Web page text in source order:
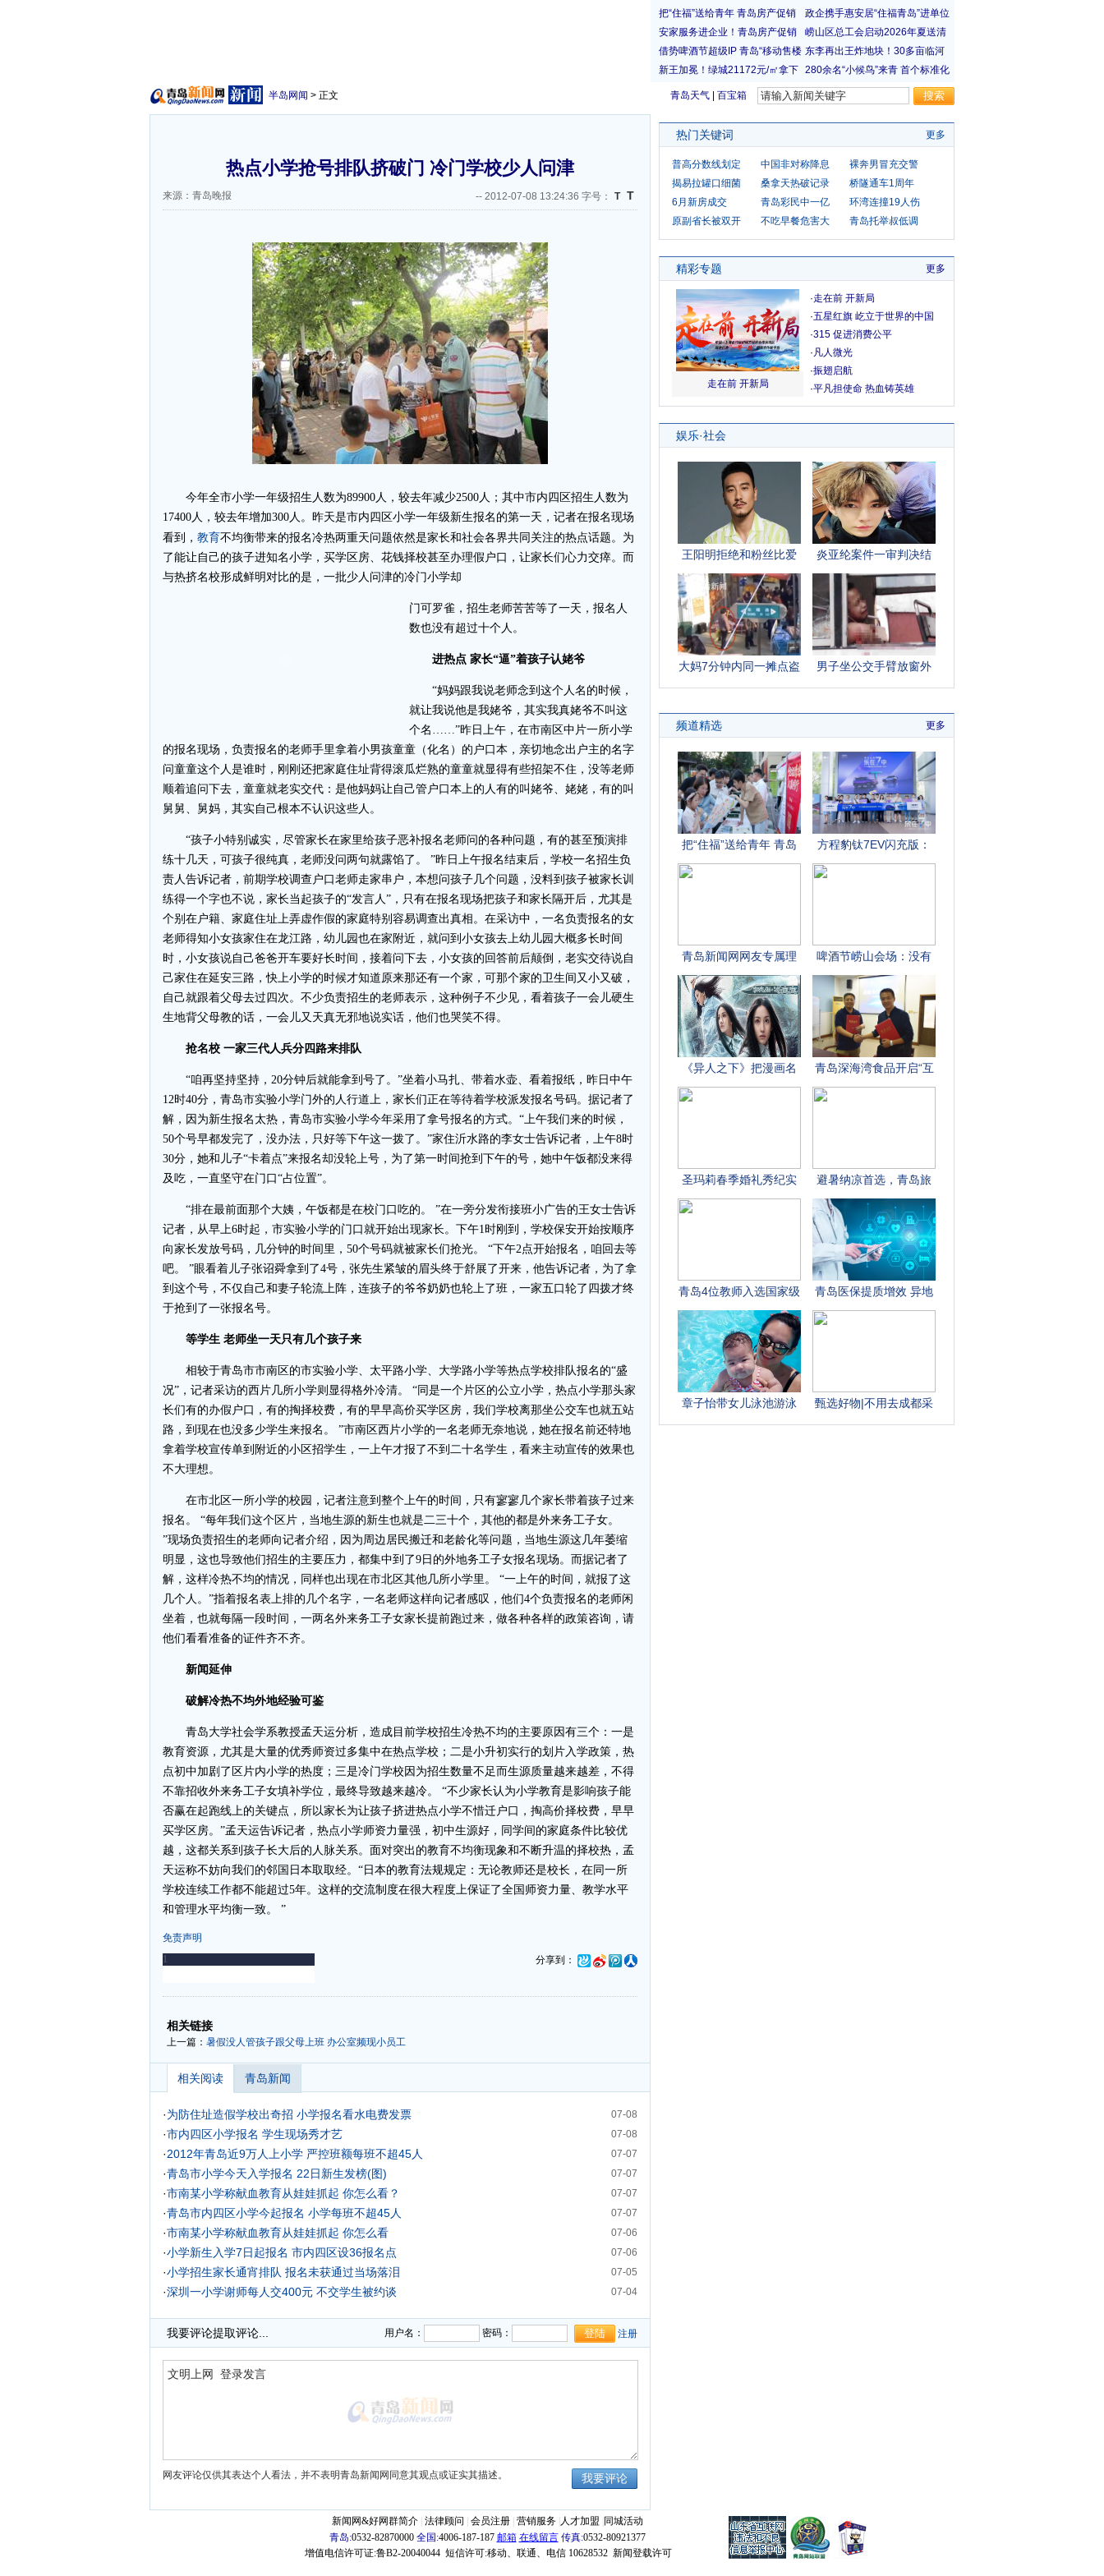
青岛天气 百宝箱
半岛网闻 > 正文
热点小学抢号排队挤破门 冷门学校少人问津
来源：青岛晚报 -- 2012-07-08 13:24:36 字号： T T
今年全市小学一年级招生人数为89900人，较去年减少2500人；其中市内四区招生人数为
17400人，较去年增加300人。昨天是市内四区小学一年级新生报名的第一天，记者在报名现场
看到， 教育不均衡带来的报名冷热两重天问题依然是家长和社会各界共同关注的热点话题。为
了能让自己的孩子进知名小学，买学区房、花钱择校甚至办理假户口，让家长们心力交瘁。而
与热挤名校形成鲜明对比的是，一批少人问津的冷门小学却
门可罗雀，招生老师苦苦等了一天，报名人
数也没有超过十个人。
进热点 家长“逼”着孩子认姥爷
“妈妈跟我说老师念到这个人名的时候，
就让我说他是我姥爷，其实我真姥爷不叫这
个名……”昨日上午，在市南区中片一所小学
的报名现场，负责报名的老师手里拿着小男孩童童（化名）的户口本，亲切地念出户主的名字
问童童这个人是谁时，刚刚还把家庭住址背得滚瓜烂熟的童童就显得有些招架不住，没等老师
顺着追问下去，童童就老实交代：是他妈妈让自己管户口本上的人有的叫姥爷、姥姥，有的叫
舅舅、舅妈，其实自己根本不认识这些人。
“孩子小特别诚实，尽管家长在家里给孩子恶补报名老师问的各种问题，有的甚至预演排
练十几天，可孩子很纯真，老师没问两句就露馅了。 ”昨日上午报名结束后，学校一名招生负
责人告诉记者，前期学校调查户口老师走家串户，本想问孩子几个问题，没料到孩子被家长训
练得一个字也不说，家长当起孩子的“发言人”，只有在报名现场把孩子和家长隔开后，尤其是
个别在户籍、家庭住址上弄虚作假的家庭特别容易调查出真相。在采访中，一名负责报名的女
老师得知小女孩家住在龙江路，幼儿园也在家附近，就问到小女孩去上幼儿园大概多长时间
时，小女孩说自己爸爸开车要好长时间，接着问下去，小女孩的回答前后颠倒，老实交待说自
己家住在延安三路，快上小学的时候才知道原来那还有一个家，可那个家的卫生间又小又破，
自己就跟着父母去过四次。不少负责招生的老师表示，这种例子不少见，看着孩子一会儿硬生
生地背父母教的话，一会儿又天真无邪地说实话，他们也哭笑不得。
抢名校 一家三代人兵分四路来排队
“咱再坚持坚持，20分钟后就能拿到号了。”坐着小马扎、带着水壶、看着报纸，昨日中午
12时40分，青岛市实验小学门外的人行道上，家长们正在等待着学校派发报名号码。据记者了
解，因为新生报名太热，青岛市实验小学今年采用了拿号报名的方式。“上午我们来的时候，
50个号早都发完了，没办法，只好等下午这一拨了。”家住沂水路的李女士告诉记者，上午8时
30分，她和儿子“卡着点”来报名却没轮上号，为了第一时间抢到下午的号，她中午饭都没来得
及吃，一直坚守在门口“占位置”。
“排在最前面那个大姨，午饭都是在校门口吃的。 ”在一旁分发衔接班小广告的王女士告诉
记者，从早上6时起，市实验小学的门口就开始出现家长。下午1时刚到，学校保安开始按顺序
向家长发放号码，几分钟的时间里，50个号码就被家长们抢光。 “下午2点开始报名，咱回去等
吧。 ”眼看着儿子张诏舜拿到了4号，张先生紧皱的眉头终于舒展了开来，他告诉记者，为了拿
到这个号，不仅自己和妻子轮流上阵，连孩子的爷爷奶奶也轮上了班，一家五口轮了四拨才终
于抢到了一张报名号。
等学生 老师坐一天只有几个孩子来
相较于青岛市市南区的市实验小学、太平路小学、大学路小学等热点学校排队报名的“盛
况”，记者采访的西片几所小学则显得格外冷清。 “同是一个片区的公立小学，热点小学那头家
长们有的办假户口，有的掏择校费，有的早早高价买学区房，我们学校离那坐公交车也就五站
路，到现在也没多少学生来报名。 ”市南区西片小学的一名老师无奈地说，她在报名前还特地
拿着学校宣传单到附近的小区招学生，一上午才报了不到二十名学生，看来主动宣传的效果也
不大理想。
在市北区一所小学的校园，记者注意到整个上午的时间，只有寥寥几个家长带着孩子过来
报名。 “每年我们这个区片，当地生源的新生也就是二三十个，其他的都是外来务工子女。
”现场负责招生的老师向记者介绍，因为周边居民搬迁和老龄化等问题，当地生源这几年萎缩
明显，这也导致他们招生的主要压力，都集中到了9日的外地务工子女报名现场。而据记者了
解，这样冷热不均的情况，同样也出现在市北区其他几所小学里。 “一上午的时间，就报了这
几个人。”指着报名表上排的几个名字，一名老师这样向记者感叹，他们4个负责报名的老师闲
坐着，也就每隔一段时间，一两名外来务工子女家长提前跑过来，做各种各样的政策咨询，请
他们看看准备的证件齐不齐。
新闻延伸
破解冷热不均外地经验可鉴
青岛大学社会学系教授孟天运分析，造成目前学校招生冷热不均的主要原因有三个：一是
教育资源，尤其是大量的优秀师资过多集中在热点学校；二是小升初实行的划片入学政策，热
点初中加剧了区片内小学的热度；三是冷门学校因为招生数量不足而生源质量越来越差，不得
不靠招收外来务工子女填补学位，最终导致越来越冷。 “不少家长认为小学教育是影响孩子能
否赢在起跑线上的关键点，所以家长为让孩子挤进热点小学不惜迁户口，掏高价择校费，早早
买学区房。”孟天运告诉记者，热点小学师资力量强，初中生源好，同学间的家庭条件比较优
越，这都关系到孩子长大后的人脉关系。面对突出的教育不均衡现象和不断升温的择校热，孟
天运称不妨向我们的邻国日本取取经。“日本的教育法规规定：无论教师还是校长，在同一所
学校连续工作都不能超过5年。这样的交流制度在很大程度上保证了全国师资力量、教学水平
和管理水平均衡一致。 ”
免责声明
分享到：
-
相关链接
上一篇： 暑假没人管孩子跟父母上班 办公室频现小员工
相关阅读 青岛新闻
07-08
·为防住址造假学校出奇招 小学报名看水电费发票
07-08
·市内四区小学报名 学生现场秀才艺
07-07
·2012年青岛近9万人上小学 严控班额每班不超45人
07-07
·青岛市小学今天入学报名 22日新生发榜(图)
07-07
·市南某小学称献血教育从娃娃抓起 你怎么看？
07-07
·青岛市内四区小学今起报名 小学每班不超45人
07-06
·市南某小学称献血教育从娃娃抓起 你怎么看
07-06
·小学新生入学7日起报名 市内四区设36报名点
07-05
·小学招生家长通宵排队 报名未获通过当场落泪
07-04
·深圳一小学谢师每人交400元 不交学生被约谈
我要评论提取评论... 用户名： 密码： 注册
网友评论仅供其表达个人看法，并不表明青岛新闻网同意其观点或证实其描述。
热门关键词 更多
普高分数线划定 中国非对称降息
裸奔男冒充交警
揭易拉罐口细菌
桑拿天热破记录
桥隧通车1周年
6月新房成交
青岛彩民中一亿
环湾连撞19人伤
原副省长被双开
不吃早餐危害大 青岛托举叔低调